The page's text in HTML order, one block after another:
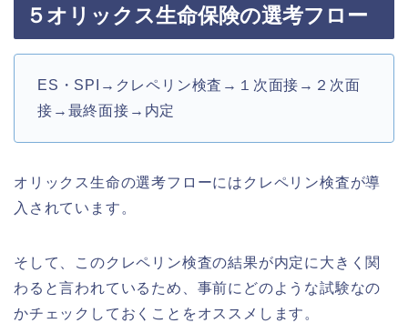
５オリックス生命保険の選考フロー
ES・SPI→クレペリン検査→１次面接→２次面
接→最終面接→内定
オリックス生命の選考フローにはクレペリン検査が導
入されています。
そして、このクレペリン検査の結果が内定に大きく関
わると言われているため、事前にどのような試験なの
かチェックしておくことをオススメします。